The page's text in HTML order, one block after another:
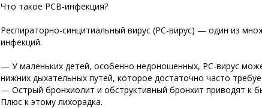
Что такое РСВ-инфекция?
Респираторно-синцитиальный вирус (РС-вирус) — один из
инфекций.
— У маленьких детей, особенно недоношенных, РС-вирус
нижних дыхательных путей, которое достаточно часто
— Острый бронхиолит и обструктивный бронхит приводят к
Плюс к этому лихорадка.